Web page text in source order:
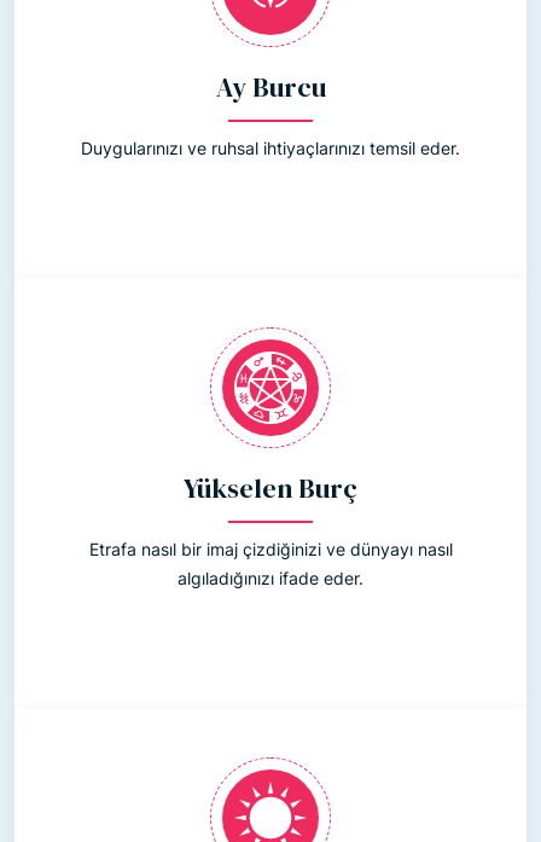
Ay Burcu
Duygularınızı ve ruhsal ihtiyaçlarınızı temsil eder.
Yükselen Burç
Etrafa nasıl bir imaj çizdiğinizi ve dünyayı nasıl
algıladığınızı ifade eder.